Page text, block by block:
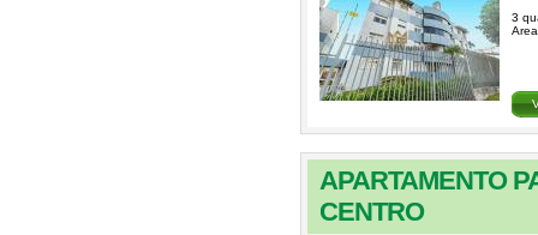
3
APARTAMENTO
CENTRO